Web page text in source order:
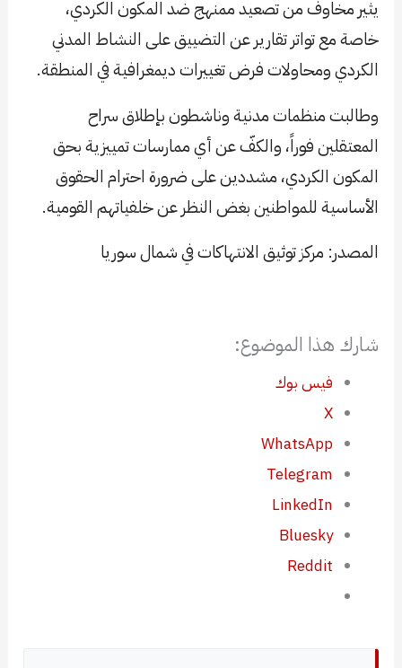
يثير مخاوف من تصعيد ممنهج ضد المكون الكردي،
خاصة مع تواتر تقارير عن التضييق على النشاط المدني
الكردي ومحاولات فرض تغييرات ديمغرافية في المنطقة.
وطالبت منظمات مدنية وناشطون بإطلاق سراح
المعتقلين فوراً، والكفّ عن أي ممارسات تمييزية بحق
المكون الكردي، مشددين على ضرورة احترام الحقوق
الأساسية للمواطنين بغض النظر عن خلفياتهم القومية.
​المصدر: مركز توثيق الانتهاكات في شمال سوريا
شارك هذا الموضوع:
فيس بوك
X
WhatsApp
Telegram
LinkedIn
Bluesky
Reddit